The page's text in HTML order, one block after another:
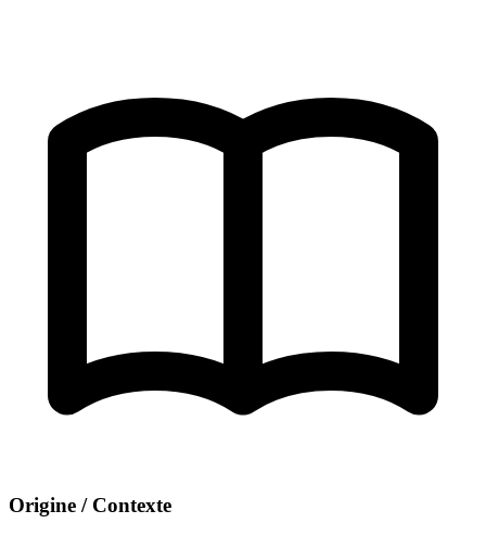
Origine / Contexte